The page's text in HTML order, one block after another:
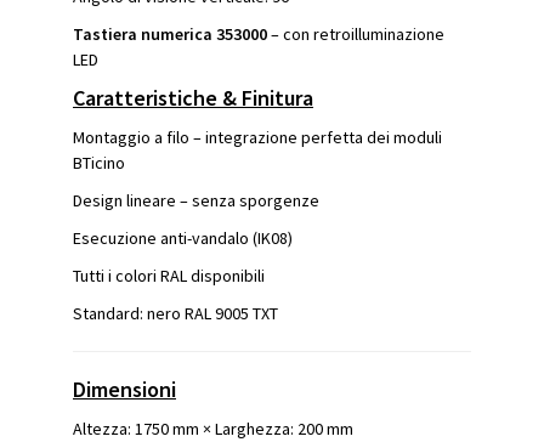
Tastiera numerica 353000– con retroilluminazione
LED
Caratteristiche & Finitura
Montaggio a filo – integrazione perfetta dei moduli
BTicino
Design lineare – senza sporgenze
Esecuzione anti-vandalo (IK08)
Tutti i colori RAL disponibili
Standard: nero RAL 9005 TXT
Dimensioni
Altezza: 1750 mm × Larghezza: 200 mm